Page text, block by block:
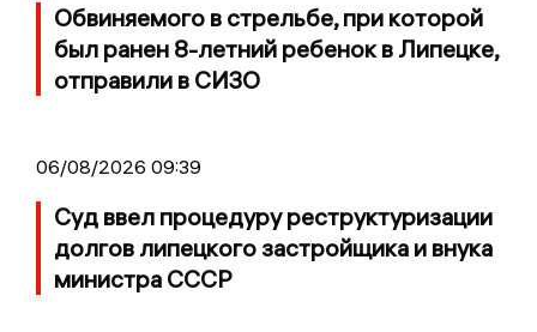
Обвиняемого в стрельбе, при которой
был ранен 8-летний ребенок в Липецке,
отправили в СИЗО
06/08/2026 09:39
Суд ввел процедуру реструктуризации
долгов липецкого застройщика и внука
министра СССР